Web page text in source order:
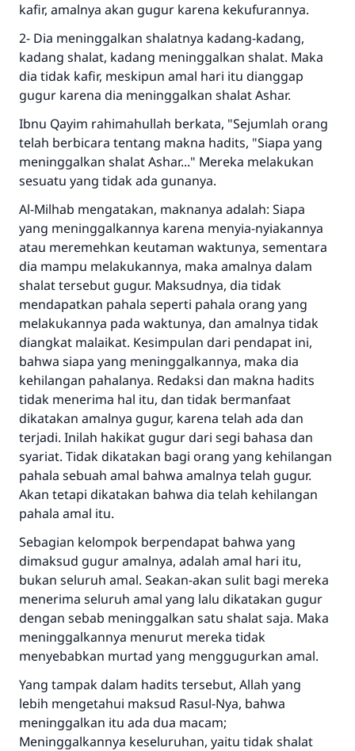
kafir, amalnya akan gugur karena kekufurannya.
2- Dia meninggalkan shalatnya kadang-kadang,
kadang shalat, kadang meninggalkan shalat. Maka
dia tidak kafir, meskipun amal hari itu dianggap
gugur karena dia meninggalkan shalat Ashar.
Ibnu Qayim rahimahullah berkata, "Sejumlah orang
telah berbicara tentang makna hadits, "Siapa yang
meninggalkan shalat Ashar..." Mereka melakukan
sesuatu yang tidak ada gunanya.
Al-Milhab mengatakan, maknanya adalah: Siapa
yang meninggalkannya karena menyia-nyiakannya
atau meremehkan keutaman waktunya, sementara
dia mampu melakukannya, maka amalnya dalam
shalat tersebut gugur. Maksudnya, dia tidak
mendapatkan pahala seperti pahala orang yang
melakukannya pada waktunya, dan amalnya tidak
diangkat malaikat. Kesimpulan dari pendapat ini,
bahwa siapa yang meninggalkannya, maka dia
kehilangan pahalanya. Redaksi dan makna hadits
tidak menerima hal itu, dan tidak bermanfaat
dikatakan amalnya gugur, karena telah ada dan
terjadi. Inilah hakikat gugur dari segi bahasa dan
syariat. Tidak dikatakan bagi orang yang kehilangan
pahala sebuah amal bahwa amalnya telah gugur.
Akan tetapi dikatakan bahwa dia telah kehilangan
pahala amal itu.
Sebagian kelompok berpendapat bahwa yang
dimaksud gugur amalnya, adalah amal hari itu,
bukan seluruh amal. Seakan-akan sulit bagi mereka
menerima seluruh amal yang lalu dikatakan gugur
dengan sebab meninggalkan satu shalat saja. Maka
meninggalkannya menurut mereka tidak
menyebabkan murtad yang menggugurkan amal.
Yang tampak dalam hadits tersebut, Allah yang
lebih mengetahui maksud Rasul-Nya, bahwa
meninggalkan itu ada dua macam;
Meninggalkannya keseluruhan, yaitu tidak shalat